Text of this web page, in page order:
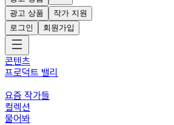
광고 상품
작가 지원
로그인
회원가입
콘텐츠
프로덕트 밸리
요즘 작가들
컬렉션
물어봐